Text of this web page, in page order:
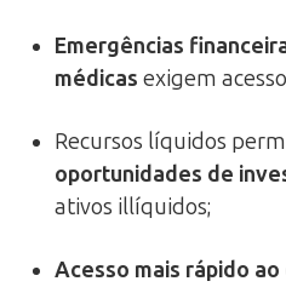
Emergências
médicas exigem
Recursos líquidos
oportunidades de
ativos illíquidos;
Acesso mais rápido